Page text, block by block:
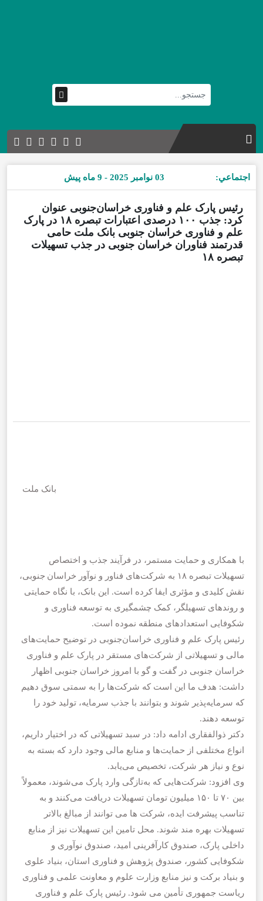
اجتماعي: 03 نوامبر 2025 - 9 ماه پیش
رئیس پارک علم و فناوری خراسان‌جنوبی عنوان
کرد: جذب ۱۰۰ درصدی اعتبارات تبصره ۱۸ در پارک
علم و فناوری خراسان جنوبی بانک ملت حامی
قدرتمند فناوران خراسان جنوبی در جذب تسهیلات
تبصره ۱۸
بانک ملت
با همکاری و حمایت مستمر، در فرآیند جذب و اختصاص
تسهیلات تبصره ۱۸ به شرکت‌های فناور و نوآور خراسان جنوبی،
نقش کلیدی و مؤثری ایفا کرده است. این بانک، با نگاه حمایتی
و روندهای تسهیلگر، کمک چشمگیری به توسعه فناوری و
شکوفایی استعدادهای منطقه نموده است.
رئیس پارک علم و فناوری خراسان‌جنوبی در توضیح حمایت‌های
مالی و تسهیلاتی از شرکت‌های مستقر در پارک علم و فناوری
خراسان جنوبی در گفت و گو با امروز خراسان جنوبی اظهار
داشت: هدف ما این است که شرکت‌ها را به سمتی سوق دهیم
که سرمایه‌پذیر شوند و بتوانند با جذب سرمایه، تولید خود را
توسعه دهند.
دکتر ذوالفقاری ادامه داد: در سبد تسهیلاتی که در اختیار داریم،
انواع مختلفی از حمایت‌ها و منابع مالی وجود دارد که بسته به
نوع و نیاز هر شرکت، تخصیص می‌یابد.
وی افزود: شرکت‌هایی که به‌تازگی وارد پارک می‌شوند، معمولاً
بین ۷۰ تا ۱۵۰ میلیون تومان تسهیلات دریافت می‌کنند و به
تناسب پیشرفت ایده، شرکت ها می توانند از مبالغ بالاتر
تسهیلات بهره مند شوند. محل تامین این تسهیلات نیز از منابع
داخلی پارک، صندوق کارآفرینی امید، صندوق نوآوری و
شکوفایی کشور، صندوق پژوهش و فناوری استان، بنیاد علوی
و بنیاد برکت و نیز منابع وزارت علوم و معاونت علمی و فناوری
ریاست جمهوری تأمین می‌ شود. رئیس پارک علم و فناوری